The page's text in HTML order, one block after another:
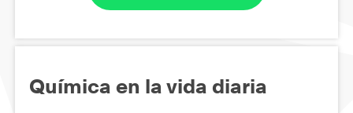
Química en la vida diaria